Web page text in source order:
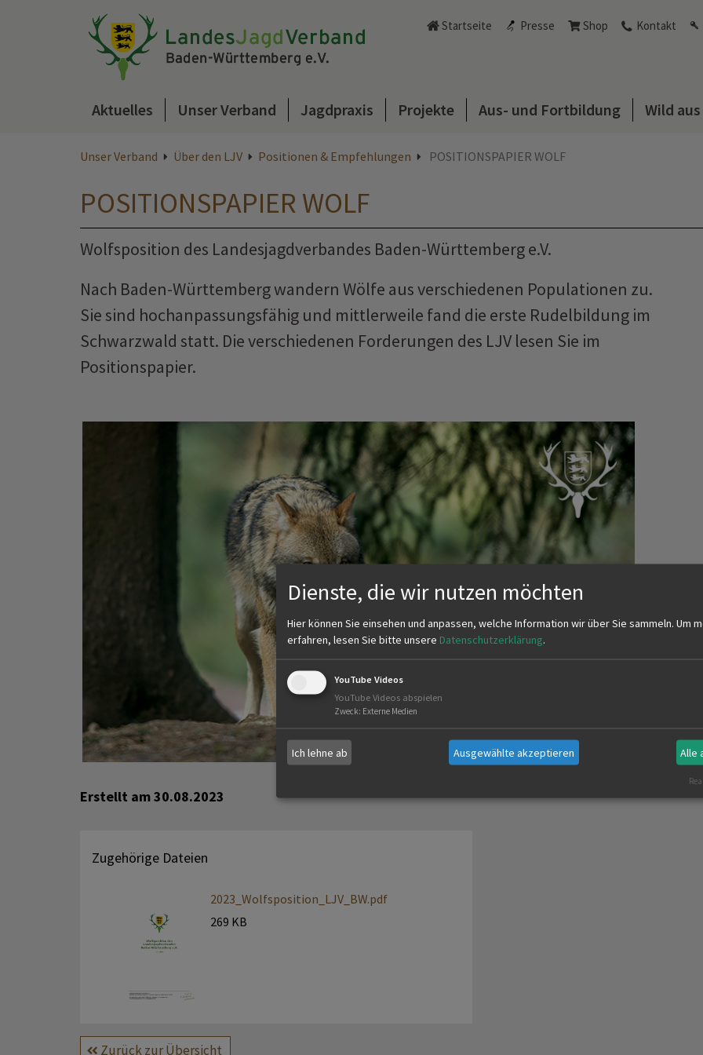
Startseite Presse Shop Kontakt
Aktuelles Unser Verband Jagdpraxis Projekte Aus- und Fortbildung Wild aus
Unser Verband Über den LJV Positionen & Empfehlungen POSITIONSPAPIER WOLF
POSITIONSPAPIER WOLF
Wolfsposition des Landesjagdverbandes Baden-Württemberg e.V.
Nach Baden-Württemberg wandern Wölfe aus verschiedenen Populationen zu.
Sie sind hochanpassungsfähig und mittlerweile fand die erste Rudelbildung im
Schwarzwald statt. Die verschiedenen Forderungen des LJV lesen Sie im
Positionspapier.
Erstellt am30.08.2023
Zugehörige Dateien
2023_Wolfsposition_LJV_BW.pdf
269 KB
Zurück zur Übersicht
Dienste, die wir nutzen möchten
Hier können Sie einsehen und anpassen, welche Information wir über Sie sammeln. Um
erfahren, lesen Sie bitte unsere Datenschutzerklärung.
YouTube Videos
YouTube Videos abspielen
Zweck: Externe Medien
Ich lehne ab Ausgewählte akzeptieren Alle